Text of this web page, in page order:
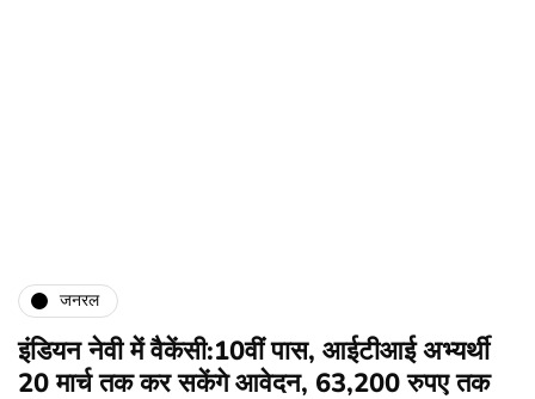
जनरल
इंडियन नेवी में वैकेंसी:10वीं पास, आईटीआई अभ्यर्थी
20 मार्च तक कर सकेंगे आवेदन, 63,200 रुपए तक